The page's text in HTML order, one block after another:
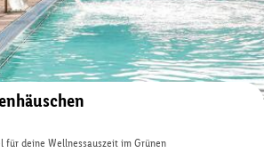
Auf der Karte anzeigen
für deine Wellnessauszeit im Grünen